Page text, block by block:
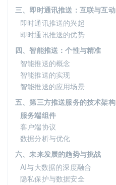
三、即时通讯推送：互联与互动
即时通讯推送的兴起
即时通讯推送的优势
四、智能推送：个性与精准
智能推送的概念
智能推送的实现
智能推送的应用场景
五、第三方推送服务的技术架构
服务端组件
客户端协议
数据分析与优化
六、未来发展的趋势与挑战
AI与大数据的深度融合
隐私保护与数据安全